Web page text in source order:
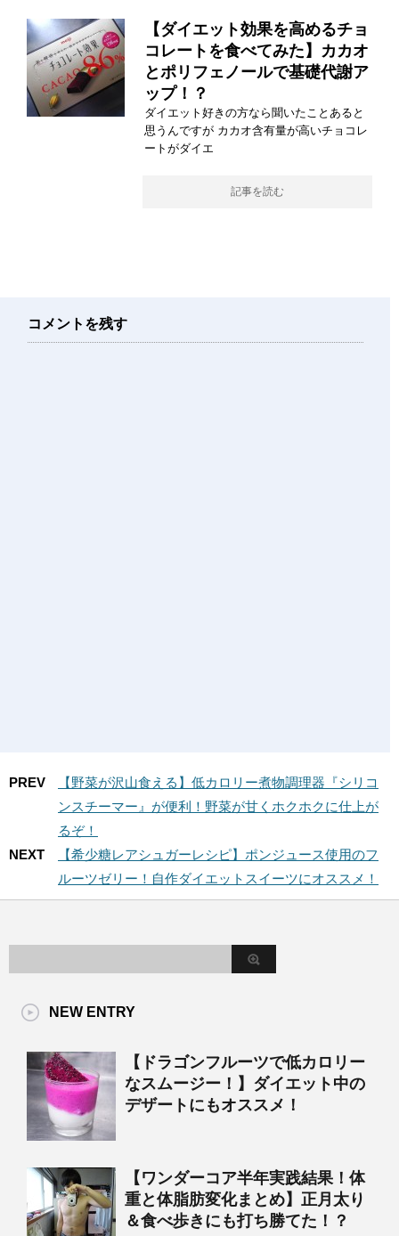
【ダイエット効果を高めるチョ
コレートを食べてみた】カカオ
とポリフェノールで基礎代謝ア
ップ！？
ダイエット好きの方なら聞いたことあると
思うんですが カカオ含有量が高いチョコレ
ートがダイエ
記事を読む
コメントを残す
PREV
【野菜が沢山食える】低カロリー煮物調理器『シリコ
ンスチーマー』が便利！野菜が甘くホクホクに仕上が
るぞ！
NEXT
【希少糖レアシュガーレシピ】ポンジュース使用のフ
ルーツゼリー！自作ダイエットスイーツにオススメ！
NEW ENTRY
【ドラゴンフルーツで低カロリー
なスムージー！】ダイエット中の
デザートにもオススメ！
【ワンダーコア半年実践結果！体
重と体脂肪変化まとめ】正月太り
＆食べ歩きにも打ち勝てた！？